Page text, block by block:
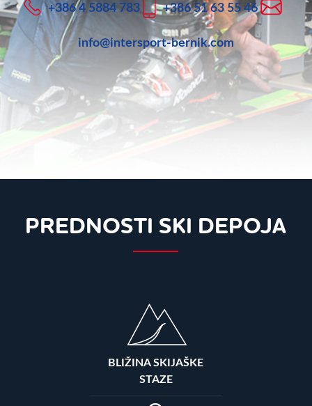
+386 4 5884 783 +386 51 63 55 46
info@intersport-bernik.com
PREDNOSTI SKI DEPOJA
BLIŽINA SKIJAŠKE
STAZE